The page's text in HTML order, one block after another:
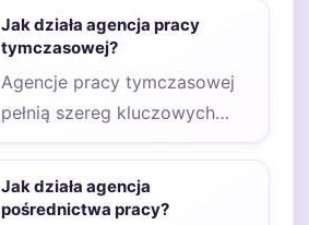
rozwiązania zarówno dla
pracowników,…
Jak działa agencja pracy
tymczasowej?
Agencje pracy tymczasowej
pełnią szereg kluczowych
zadań, które mają na celu
ułatwienie procesu
zatrudnienia zarówno…
Jak działa agencja
pośrednictwa pracy?